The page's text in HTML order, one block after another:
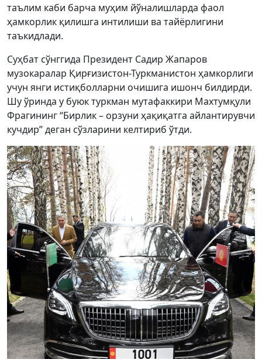
таълим каби барча муҳим йўналишларда фаол
ҳамкорлик қилишга интилиши ва тайёрлигини
таъкидлади.
Суҳбат сўнггида Президент Садир Жапаров
музокаралар Қирғизистон-Туркманистон ҳамкорлиги
учун янги истиқболларни очишига ишонч билдирди.
Шу ўринда у буюк туркман мутафаккири Махтумқули
Фрагининг “Бирлик – орзуни ҳақиқатга айлантирувчи
кучдир” деган сўзларини келтириб ўтди.